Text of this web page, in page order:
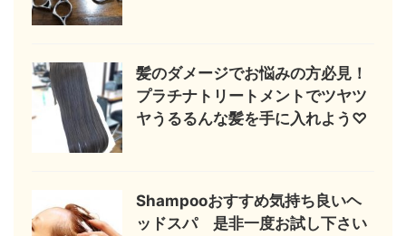
髪のダメージでお悩みの方必見！
プラチナトリートメントでツヤツ
ヤうるるんな髪を手に入れよう♡
Shampooおすすめ気持ち良いヘ
ッドスパ 是非一度お試し下さい